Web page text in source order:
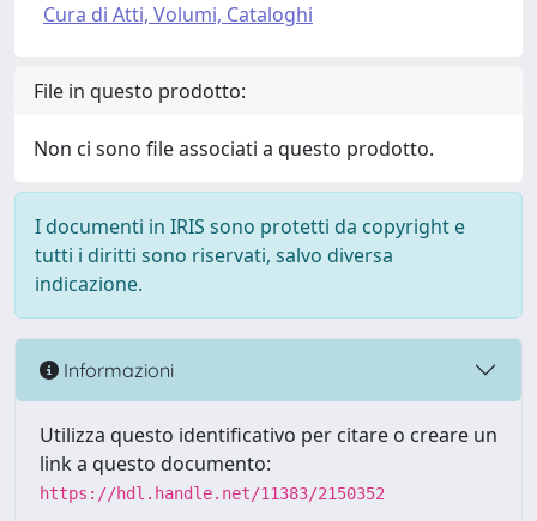
Cura di Atti, Volumi, Cataloghi
File in questo prodotto:
Non ci sono file associati a questo prodotto.
I documenti in IRIS sono protetti da copyright e
tutti i diritti sono riservati, salvo diversa
indicazione.
Informazioni
Utilizza questo identificativo per citare o creare un
link a questo documento:
https://hdl.handle.net/11383/2150352